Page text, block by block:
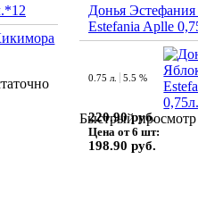
Донья
Estefania Aplle
Быстрый просмотр
0.75 л. 5.5 %
220.90 руб.
Цена от 6 шт:
198.90 руб.